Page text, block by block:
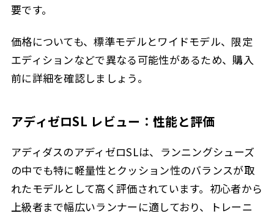
要です。
価格についても、標準モデルとワイドモデル、限定
エディションなどで異なる可能性があるため、購入
前に詳細を確認しましょう。
アディゼロSL レビュー：性能と評価
アディダスのアディゼロSLは、ランニングシューズ
の中でも特に軽量性とクッション性のバランスが取
れたモデルとして高く評価されています。初心者から
上級者まで幅広いランナーに適しており、トレーニ